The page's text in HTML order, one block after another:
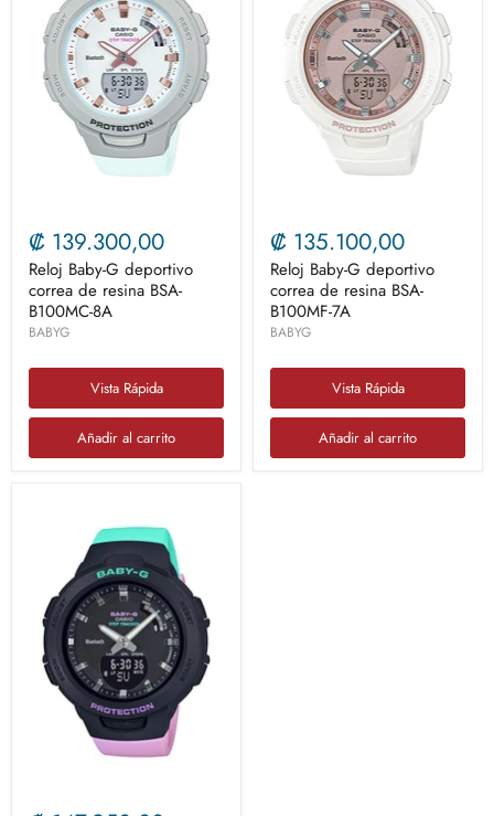
₡ 139.300,00
Reloj Baby-G deportivo
correa de resina BSA-
B100MC-8A
BABYG
Vista Rápida
Añadir al carrito
₡ 135.100,00
Reloj Baby-G deportivo
correa de resina BSA-
B100MF-7A
BABYG
Vista Rápida
Añadir al carrito